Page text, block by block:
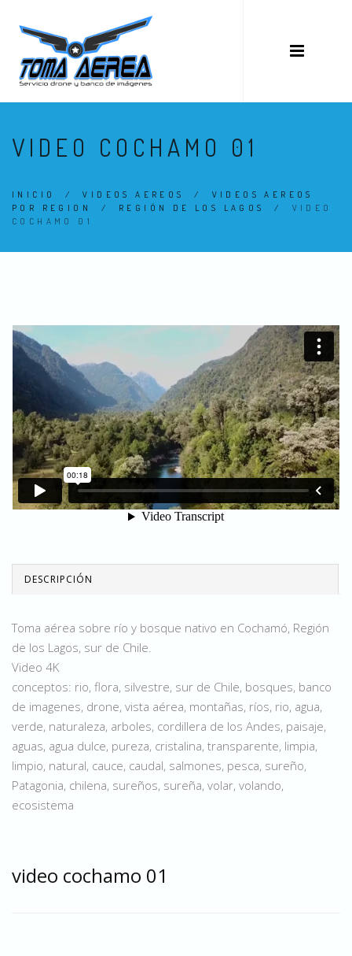
VIDEO COCHAMO 01
INICIO /VIDEOS AEREOS / VIDEOS AEREOS
POR REGION
/ REGIÓN DE LOS LAGOS / VIDEO
COCHAMO 01
DESCRIPCIÓN
Toma aérea sobre río y bosque nativo en Cochamó, Región
de los Lagos, sur de Chile.
Video 4K
conceptos: rio, flora, silvestre, sur de Chile, bosques, banco
de imagenes, drone, vista aérea, montañas, ríos, rio, agua,
verde, naturaleza, arboles, cordillera de los Andes, paisaje,
aguas, agua dulce, pureza, cristalina, transparente, limpia,
limpio, natural, cauce, caudal, salmones, pesca, sureño,
Patagonia, chilena, sureños, sureña, volar, volando,
ecosistema
video cochamo 01